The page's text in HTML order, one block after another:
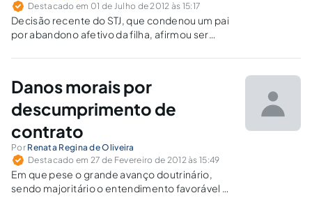
Destacado em 01 de Julho de 2012 às 15:17
Decisão recente do STJ, que condenou um pai
por abandono afetivo da filha, afirmou ser
tem o direito de exigir judicialmente que o pai
Danos morais por
descumprimento de
contrato
Por Renata Regina de Oliveira
Destacado em 27 de Fevereiro de 2012 às 15:49
Em que pese o grande avanço doutrinário,
sendo majoritário o entendimento favorável à